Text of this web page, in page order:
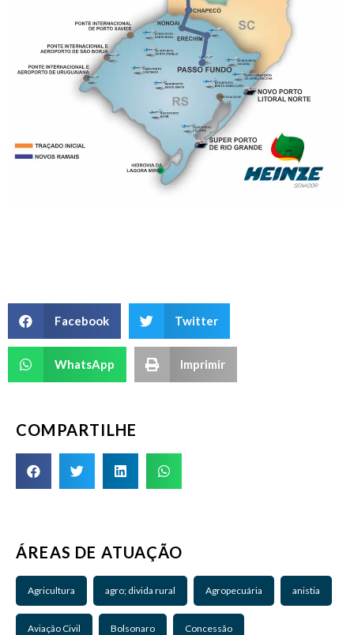
Facebook Twitter
WhatsApp Imprimir
COMPARTILHE
ÁREAS DE ATUAÇÃO
Agricultura agro; divida rural Agropecuária anistia
Aviação Civil Bolsonaro Concessão